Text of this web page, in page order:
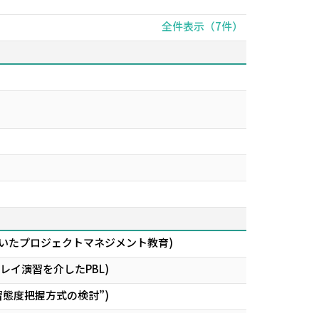
全件表示（7件）
たプロジェクトマネジメント教育)
イ演習を介したPBL)
度把握方式の検討”)